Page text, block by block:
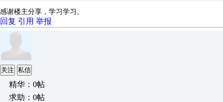
感谢楼主分享，学习学习。
回复 引用 举报
关注 私信
精华：0帖
求助：0帖